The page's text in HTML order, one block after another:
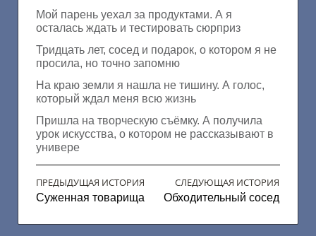
Мой парень уехал за продуктами. А я
осталась ждать и тестировать сюрприз
Тридцать лет, сосед и подарок, о котором я не
просила, но точно запомню
На краю земли я нашла не тишину. А голос,
который ждал меня всю жизнь
Пришла на творческую съёмку. А получила
урок искусства, о котором не рассказывают в
универе
ПРЕДЫДУЩАЯ ИСТОРИЯ
Суженная товарища
СЛЕДУЮЩАЯ ИСТОРИЯ
Обходительный сосед